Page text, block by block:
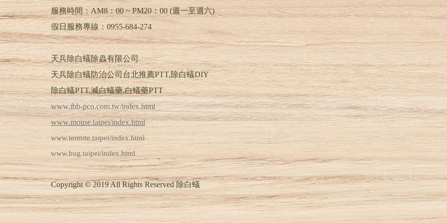
服務時間：AM8：00 ~ PM20：00 (週一至週六)
假日服務專線：0955-684-274
天兵除白蟻除蟲有限公司
天兵除白蟻防治公司台北推薦PTT,除白蟻DIY
除白蟻PTT,滅白蟻藥,白蟻藥PTT
www.tbb-pco.com.tw/index.html
www.mouse.taipei/index.html
www.termite.taipei/index.html
www.bug.taipei/index.html
Copyright © 2019 All Rights Reserved 除白蟻